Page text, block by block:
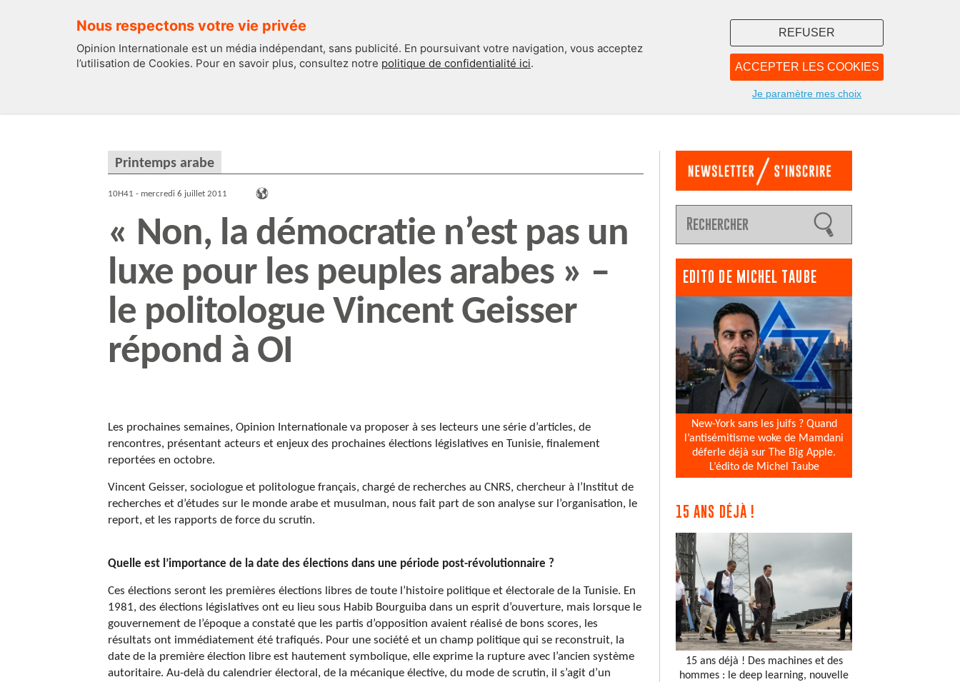
Nous respectons votre vie privée
Opinion Internationale est un média indépendant, sans publicité. En poursuivant votre navigation, vous acceptez
l’utilisation de Cookies. Pour en savoir plus, consultez notre politique de confidentialité ici. ACCEPTER LES COOKIES
REFUSER
Je paramètre mes choix
NOUS
Printemps arabe
10H41 - mercredi 6 juillet 2011
« Non, la démocratie n’est pas un
luxe pour les peuples arabes » –
le politologue Vincent Geisser
répond à OI
Les prochaines semaines, Opinion Internationale va proposer à ses lecteurs une série d’articles, de
rencontres, présentant acteurs et enjeux des prochaines élections législatives en Tunisie, finalement
reportées en octobre.
Vincent Geisser, sociologue et politologue français, chargé de recherches au CNRS, chercheur à l’Institut de
recherches et d’études sur le monde arabe et musulman, nous fait part de son analyse sur l’organisation, le
report, et les rapports de force du scrutin.
Quelle est l’importance de la date des élections dans une période post-révolutionnaire ?
Ces élections seront les premières élections libres de toute l’histoire politique et électorale de la Tunisie. En
1981, des élections législatives ont eu lieu sous Habib Bourguiba dans un esprit d’ouverture, mais lorsque le
gouvernement de l’époque a constaté que les partis d’opposition avaient réalisé de bons scores, les
résultats ont immédiatement été trafiqués. Pour une société et un champ politique qui se reconstruit, la
date de la première élection libre est hautement symbolique, elle exprime la rupture avec l’ancien système
autoritaire. Au-delà du calendrier électoral, de la mécanique élective, du mode de scrutin, il s’agit d’un
EDITO DE MICHEL TAUBE
New-York sans les juifs ? Quand
l’antisémitisme woke de Mamdani
déferle déjà sur The Big Apple.
L’édito de Michel Taube
15 ANS DÉJÀ !
15 ans déjà ! Des machines et des
hommes : le deep learning, nouvelle